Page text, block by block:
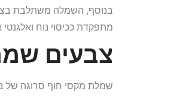
בנוסף, השמלה משתלבת
מתפקדת ככיסוי נוח ואלגנטי
צבעים
שמלת מקסי חוף סרוגה של